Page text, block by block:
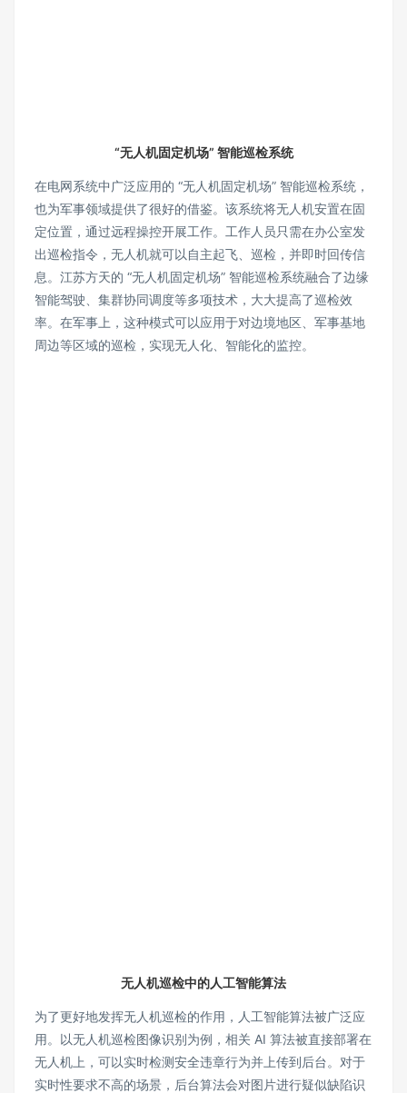
“无人机固定机场” 智能巡检系统
在电网系统中广泛应用的 “无人机固定机场” 智能巡检系统，
也为军事领域提供了很好的借鉴。该系统将无人机安置在固
定位置，通过远程操控开展工作。工作人员只需在办公室发
出巡检指令，无人机就可以自主起飞、巡检，并即时回传信
息。江苏方天的 “无人机固定机场” 智能巡检系统融合了边缘
智能驾驶、集群协同调度等多项技术，大大提高了巡检效
率。在军事上，这种模式可以应用于对边境地区、军事基地
周边等区域的巡检，实现无人化、智能化的监控。
无人机巡检中的人工智能算法
为了更好地发挥无人机巡检的作用，人工智能算法被广泛应
用。以无人机巡检图像识别为例，相关 AI 算法被直接部署在
无人机上，可以实时检测安全违章行为并上传到后台。对于
实时性要求不高的场景，后台算法会对图片进行疑似缺陷识